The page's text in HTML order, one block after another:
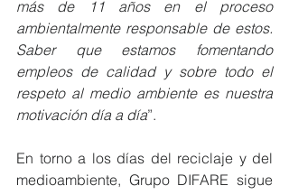
más de 11 años en el proceso
ambientalmente responsable de estos.
Saber que estamos fomentando
empleos de calidad y sobre todo el
respeto al medio ambiente es nuestra
motivación día a día”.
En torno a los días del reciclaje y del
medioambiente, Grupo DIFARE sigue